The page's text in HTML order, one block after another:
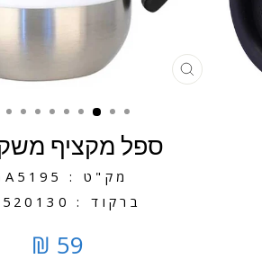
ספל מקציף
מק"ט : GA5195
ברקוד : 24520130
59 ₪
סגירה